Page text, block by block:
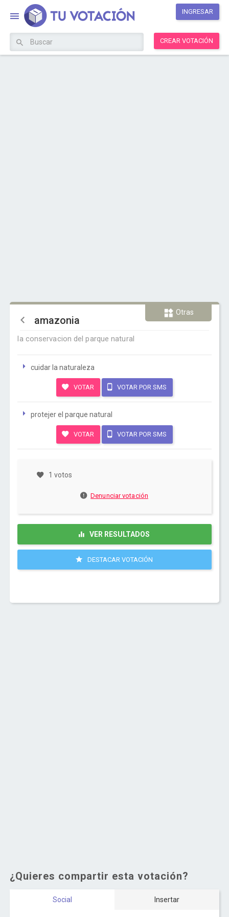
INGRESAR
CREAR VOTACIÓN
Otras
amazonia
la conservacion del parque natural
cuidar la naturaleza
VOTAR VOTAR POR SMS
protejer el parque natural
VOTAR VOTAR POR SMS
1 votos
Denunciar votación
VER RESULTADOS
DESTACAR VOTACIÓN
¿Quieres compartir esta votación?
Social Insertar